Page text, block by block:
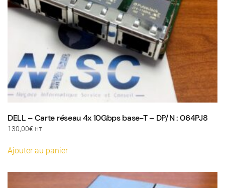
DELL – Carte réseau 4x 10Gbps base-T – DP/N : 064PJ8
130,00€ HT
Ajouter au panier